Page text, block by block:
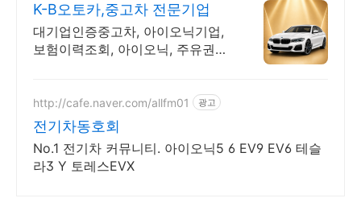
K-B오토카,중고차 전문기업
대기업인증중고차, 아이오닉기업,
보험이력조회, 아이오닉, 주유권
이자율, 24시간실매물전산연동
http://cafe.naver.com/allfm01 광고
전기차동호회
No.1 전기차 커뮤니티. 아이오닉5 6 EV9 EV6 테슬
라3 Y 토레스EVX